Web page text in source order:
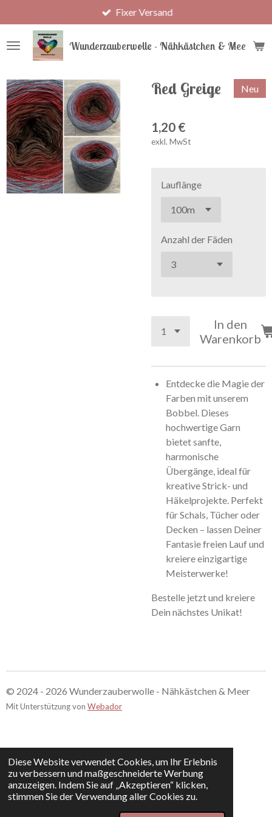
Diese Website verwendet Cookies, um Ihr Erlebnis
zu verbessern und maßgeschneiderte Werbung
anzuzeigen. Indem Sie auf „Akzeptieren“ klicken,
stimmen Sie der Verwendung aller Cookies zu.
Hauptinhalt
springen
Wunderzauberwolle - Nähkästchen & Meer
Fixer Versand
Red Greige Neu
1,20 €
exkl. MwSt
Lauflänge
Anzahl der Fäden
In den
Warenkorb
Entdecke die Magie der
Farben mit unserem
Bobbel. Dieses
hochwertige Garn
bietet sanfte,
harmonische
Übergänge, ideal für
kreative Strick- und
Häkelprojekte. Perfekt
für Schals, Tücher oder
Decken – lassen Deiner
Fantasie freien Lauf und
kreiere einzigartige
Meisterwerke!
Bestelle jetzt und kreiere
Dein nächstes Unikat!
© 2024 - 2026 Wunderzauberwolle - Nähkästchen & Meer
Mit Unterstützung von Webador